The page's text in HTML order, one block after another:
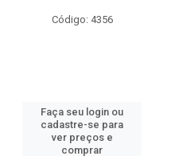
Código: 4356
Faça seu login ou
cadastre-se para
ver preços e
comprar